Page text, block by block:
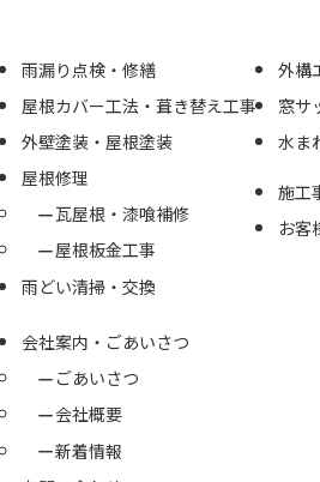
雨漏り点検・修繕
屋根カバー工法・葺き替え工事
外壁塗装・屋根塗装
屋根修理
瓦屋根・漆喰補修
屋根板金工事
雨どい清掃・交換
外構
窓サ
水ま
施工
お客
会社案内・ごあいさつ
ごあいさつ
会社概要
新着情報